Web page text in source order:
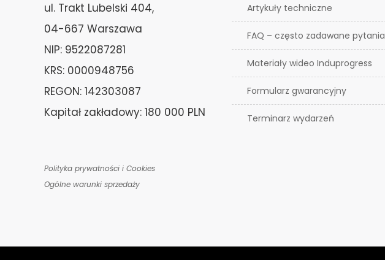
ul. Trakt Lubelski 404,
04-667 Warszawa
NIP: 9522087281
KRS: 0000948756
REGON: 142303087
Kapitał zakładowy: 180 000 PLN
Polityka prywatności i Cookies
Ogólne warunki sprzedaży
Artykuły techniczne
FAQ – często zadawane pytania
Materiały wideo Induprogress
Formularz gwarancyjny
Terminarz wydarzeń